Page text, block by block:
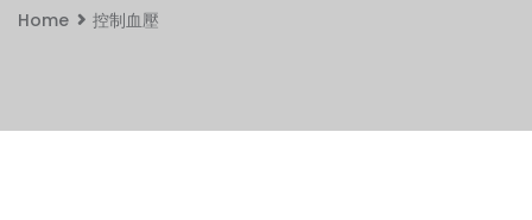
Home 控制血壓